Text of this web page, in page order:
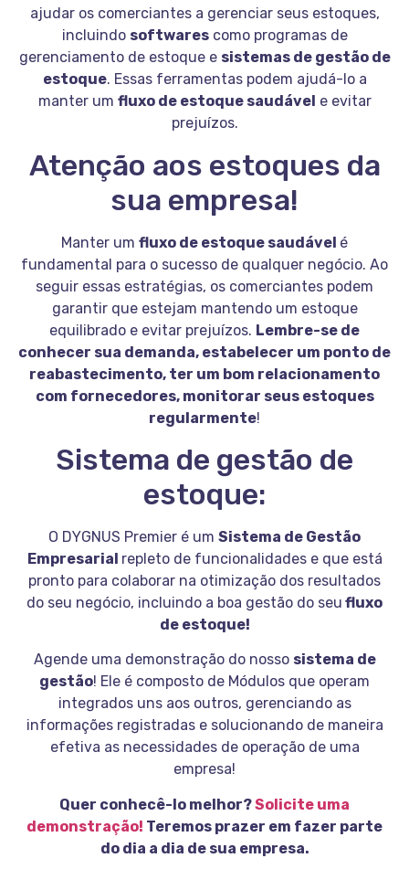
ajudar os comerciantes a gerenciar seus estoques,
incluindo softwarescomo programas de
gerenciamento de estoque e sistemas de gestão de
estoque. Essas ferramentas podem ajudá-lo a
manter um fluxo de estoque saudável e evitar
prejuízos.
Atenção aos estoques da
sua empresa!
Manter um fluxo de estoque saudável é
fundamental para o sucesso de qualquer negócio. Ao
seguir essas estratégias, os comerciantes podem
garantir que estejam mantendo um estoque
equilibrado e evitar prejuízos. Lembre-se de
conhecer sua demanda, estabelecer um ponto de
reabastecimento, ter um bom relacionamento
com fornecedores, monitorar seus estoques
regularmente!
Sistema de gestão de
estoque:
O DYGNUS Premier é um Sistema de Gestão
Empresarial repleto de funcionalidades e que está
pronto para colaborar na otimização dos resultados
do seu negócio, incluindo a boa gestão do seu fluxo
de estoque!
Agende uma demonstração do nosso sistema de
gestão! Ele é composto de Módulos que operam
integrados uns aos outros, gerenciando as
informações registradas e solucionando de maneira
efetiva as necessidades de operação de uma
empresa!
Quer conhecê-lo melhor?Solicite uma
demonstração! Teremos prazer em fazer parte
do dia a dia de sua empresa.